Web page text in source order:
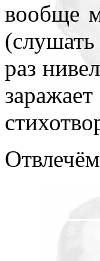
вообще
(слушать
раз